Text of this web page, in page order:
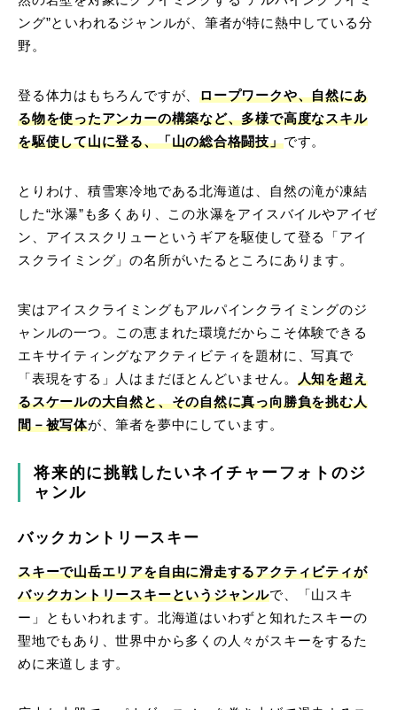
ング”といわれるジャンルが、筆者が特に熱中している分
野。
登る体力はもちろんですが、ロープワークや、自然にあ
る物を使ったアンカーの構築など、多様で高度なスキル
を駆使して山に登る、「山の総合格闘技」です。
とりわけ、積雪寒冷地である北海道は、自然の滝が凍結
した“氷瀑”も多くあり、この氷瀑をアイスバイルやアイゼ
ン、アイススクリューというギアを駆使して登る「アイ
スクライミング」の名所がいたるところにあります。
実はアイスクライミングもアルパインクライミングのジ
ャンルの一つ。この恵まれた環境だからこそ体験できる
エキサイティングなアクティビティを題材に、写真で
「表現をする」人はまだほとんどいません。 人知を超え
るスケールの大自然と、その自然に真っ向勝負を挑む人
間－被写体が、筆者を夢中にしています。
将来的に挑戦したいネイチャーフォトのジ
ャンル
バックカントリースキー
スキーで山岳エリアを自由に滑走するアクティビティが
バックカントリースキーというジャンルで、「山スキ
ー」ともいわれます。北海道はいわずと知れたスキーの
聖地でもあり、世界中から多くの人々がスキーをするた
めに来道します。